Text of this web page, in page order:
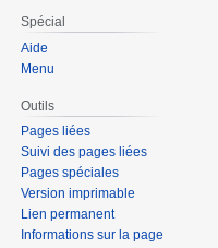
Spécial
Aide
Menu
Outils
Pages liées
Suivi des pages liées
Pages spéciales
Version imprimable
Lien permanent
Informations sur la page